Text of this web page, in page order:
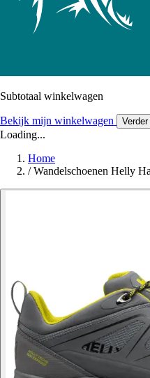
Subtotaal winkelwagen
Bekijk mijn winkelwagen
Loading...
Home
/ Wandelschoenen Helly